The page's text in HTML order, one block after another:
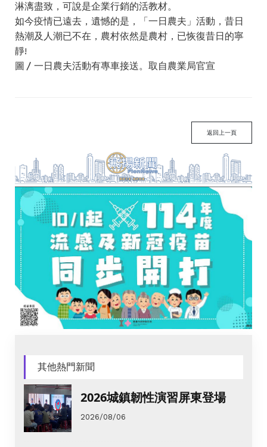
淋漓盡致，可說是企業行銷的活教材。
如今疫情已遠去，遺憾的是，「一日農夫」活動，昔日
熱潮及人潮已不在，農村依然是農村，已恢復昔日的寧
靜!
圖〳一日農夫活動有專車接送。取自農業局官宣
返回上一頁
其他熱門新聞
2026城鎮韌性演習屏東登場
2026/08/06